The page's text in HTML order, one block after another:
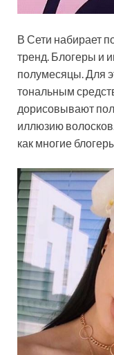
В Сети набирает
тренд. Блогеры и
полумесяцы. Для
тональным
дорисовывают
иллюзию
как многие